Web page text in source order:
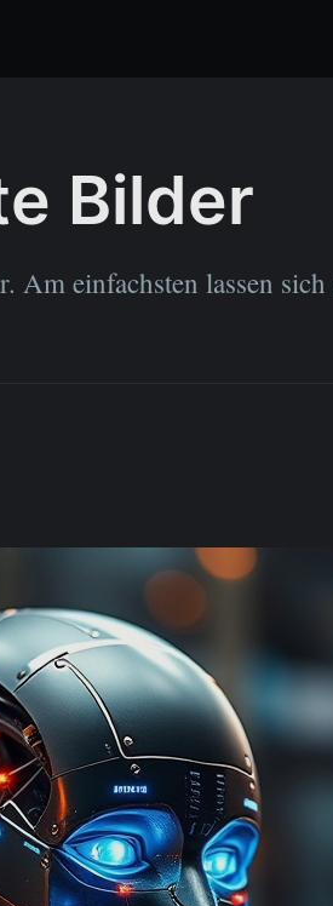
Bilder
einfachsten lassen sich